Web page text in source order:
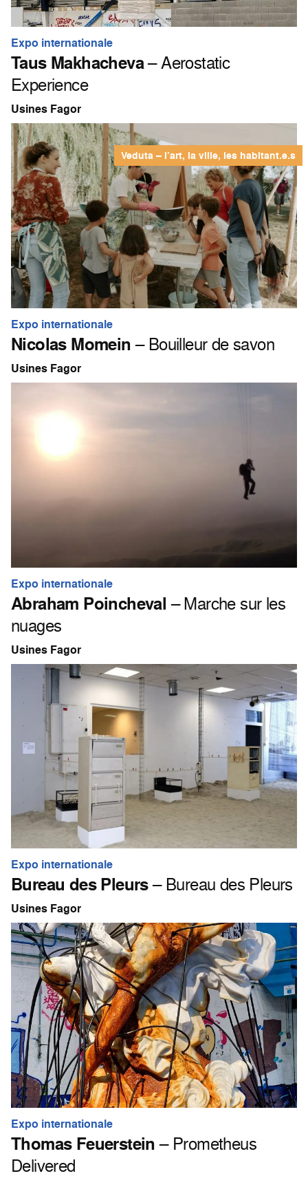
Expo internationale
Taus Makhacheva– Aerostatic
Experience
Usines Fagor
Veduta – l’art, la ville, les habitant.e.s
Expo internationale
Nicolas Momein– Bouilleur de savon
Usines Fagor
Expo internationale
Abraham Poincheval – Marche sur les
nuages
Usines Fagor
Expo internationale
Bureau des Pleurs– Bureau des Pleurs
Usines Fagor
Expo internationale
Thomas Feuerstein– Prometheus
Delivered